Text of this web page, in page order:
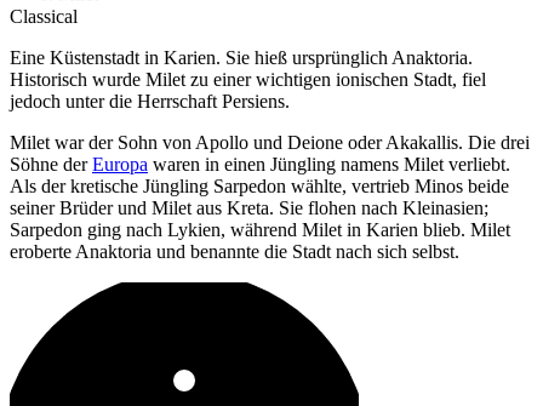
Classical
Eine Küstenstadt in Karien. Sie hieß ursprünglich Anaktoria.
Historisch wurde Milet zu einer wichtigen ionischen Stadt, fiel
jedoch unter die Herrschaft Persiens.
Milet war der Sohn von Apollo und Deione oder Akakallis. Die drei
Söhne derEuropa waren in einen Jüngling namens Milet verliebt.
Als der kretische Jüngling Sarpedon wählte, vertrieb Minos beide
seiner Brüder und Milet aus Kreta. Sie flohen nach Kleinasien;
Sarpedon ging nach Lykien, während Milet in Karien blieb. Milet
eroberte Anaktoria und benannte die Stadt nach sich selbst.